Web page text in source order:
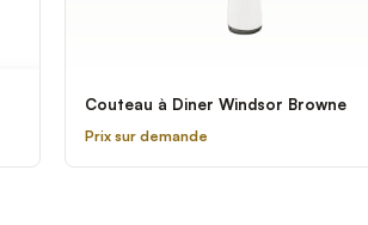
Couteau à Diner Windsor Browne
Prix sur demande